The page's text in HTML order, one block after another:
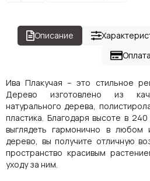
Описание
Оплата
Ива Плакучая – это стильное
Дерево изготовлено из
натурального дерева,
пластика. Благодаря высоте в
выглядеть гармонично в любом
дерево, вы получите отличную
пространство красивым
уходу за ним.